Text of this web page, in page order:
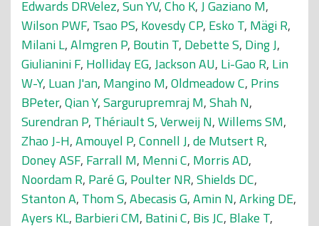
Edwards DRVelez,Sun YV,Cho K,J Gaziano M,
Wilson PWF, Tsao PS, Kovesdy CP, Esko T, Mägi R,
Milani L,Almgren P, Boutin T, Debette S, Ding J,
Giulianini F, Holliday EG,Jackson AU, Li-Gao R, Lin
W-Y, Luan J'an, Mangino M,Oldmeadow C, Prins
BPeter,Qian Y,Sargurupremraj M,Shah N,
Surendran P, Thériault S,Verweij N,Willems SM,
Zhao J-H,Amouyel P,Connell J,de Mutsert R,
Doney ASF, Farrall M, Menni C, Morris AD,
Noordam R, Paré G, Poulter NR,Shields DC,
Stanton A, Thom S,Abecasis G,Amin N,Arking DE,
Ayers KL, Barbieri CM, Batini C, Bis JC, Blake T,